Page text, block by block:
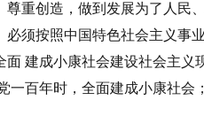
尊重创造，做到发展为了人民
必须按照中国特色社会主义事
面 建成小康社会建设社会主义
一百年时，全面建成小康社会